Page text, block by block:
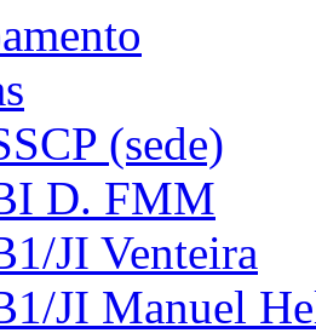
(sede)
D. FMM
JI Venteira
JI Manuel